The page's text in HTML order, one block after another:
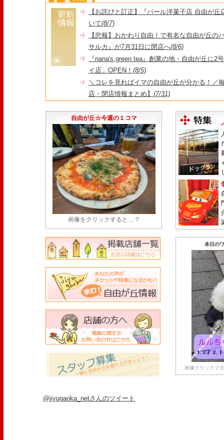
【お詫びと訂正】『パール洋菓子店 自由が
いて(8/7)
【悲報】おかわり自由！で有名な自由が丘の
サルカ』が7月31日に閉店へ(8/6)
『nana's green tea』創業の地・自由が丘に2
イ店」OPEN！ (8/5)
＼コレを見ればイマの自由が丘が分かる！／
店・閉店情報まとめ】 (7/31)
永久パス配布も！
自由が丘☆今週の１コマ
画像をクリックすると…？
本日の
画像クリックで
@jiyugaoka_netさんのツイート